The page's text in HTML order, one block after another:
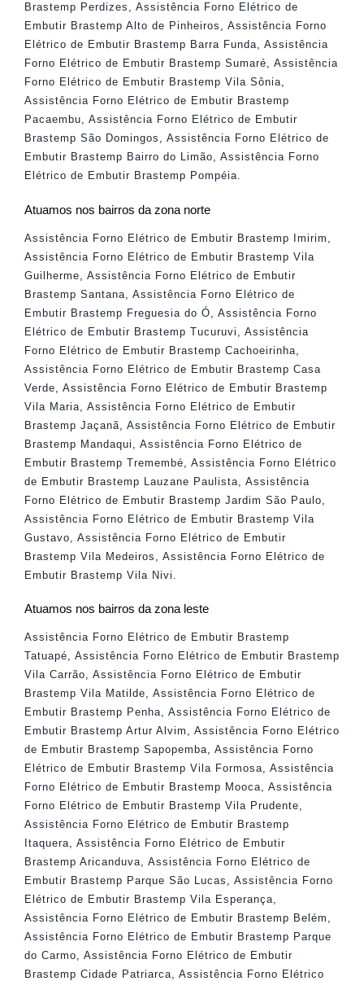
Brastemp Perdizes , Assistência Forno Elétrico de
Embutir Brastemp Alto de Pinheiros , Assistência Forno
Elétrico de Embutir Brastemp Barra Funda, Assistência
Forno Elétrico de Embutir Brastemp Sumaré, Assistência
Forno Elétrico de Embutir Brastemp Vila Sônia,
Assistência Forno Elétrico de Embutir Brastemp
Pacaembu, Assistência Forno Elétrico de Embutir
Brastemp São Domingos , Assistência Forno Elétrico de
Embutir Brastemp Bairro do Limão, Assistência Forno
Elétrico de Embutir Brastemp Pompéia.
Atuamos nos bairros da zona norte
Assistência Forno Elétrico de Embutir Brastemp Imirim
Assistência Forno Elétrico de Embutir Brastemp Vila
Guilherme
Assistência Forno Elétrico de Embutir
Brastemp Santana
Assistência Forno Elétrico de
Embutir Brastemp Freguesia do Ó
Assistência Forno
Elétrico de Embutir Brastemp Tucuruvi
Assistência
Forno Elétrico de Embutir Brastemp Cachoeirinha
Assistência Forno Elétrico de Embutir Brastemp Casa
Verde
Assistência Forno Elétrico de Embutir Brastemp
Vila Maria
Assistência Forno Elétrico de Embutir
Brastemp Jaçanã
Assistência Forno Elétrico de Embutir
Brastemp Mandaqui
Assistência Forno Elétrico de
Embutir Brastemp Tremembé
Assistência Forno Elétrico
de Embutir Brastemp Lauzane Paulista
Assistência
Forno Elétrico de Embutir Brastemp Jardim São Paulo
Assistência Forno Elétrico de Embutir Brastemp Vila
Gustavo
Assistência Forno Elétrico de Embutir
Brastemp Vila Medeiros
Assistência Forno Elétrico de
Embutir Brastemp Vila Nivi
Atuamos nos bairros da zona leste
Assistência Forno Elétrico de Embutir Brastemp
Tatuapé, Assistência Forno Elétrico de Embutir Brastemp
Vila Carrão, Assistência Forno Elétrico de Embutir
Brastemp Vila Matilde, Assistência Forno Elétrico de
Embutir Brastemp Penha, Assistência Forno Elétrico de
Embutir Brastemp Artur Alvim , Assistência Forno Elétrico
de Embutir Brastemp Sapopemba, Assistência Forno
Elétrico de Embutir Brastemp Vila Formosa, Assistência
Forno Elétrico de Embutir Brastemp Mooca, Assistência
Forno Elétrico de Embutir Brastemp Vila Prudente,
Assistência Forno Elétrico de Embutir Brastemp
Itaquera, Assistência Forno Elétrico de Embutir
Brastemp Aricanduva, Assistência Forno Elétrico de
Embutir Brastemp Parque São Lucas , Assistência Forno
Elétrico de Embutir Brastemp Vila Esperança,
Assistência Forno Elétrico de Embutir Brastemp Belém ,
Assistência Forno Elétrico de Embutir Brastemp Parque
do Carmo, Assistência Forno Elétrico de Embutir
Brastemp Cidade Patriarca, Assistência Forno Elétrico